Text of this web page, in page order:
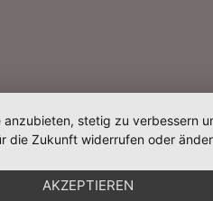
stetig zu
die Zukunft widerrufen oder
AKZEPTIEREN